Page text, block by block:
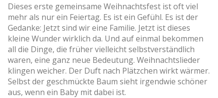
Dieses erste gemeinsame Weihnachtsfest ist oft viel
mehr als nur ein Feiertag. Es ist ein Gefühl. Es ist der
Gedanke: Jetzt sind wir eine Familie. Jetzt ist dieses
kleine Wunder wirklich da. Und auf einmal bekommen
all die Dinge, die früher vielleicht selbstverständlich
waren, eine ganz neue Bedeutung. Weihnachtslieder
klingen weicher. Der Duft nach Plätzchen wirkt wärmer.
Selbst der geschmückte Baum sieht irgendwie schöner
aus, wenn ein Baby mit dabei ist.